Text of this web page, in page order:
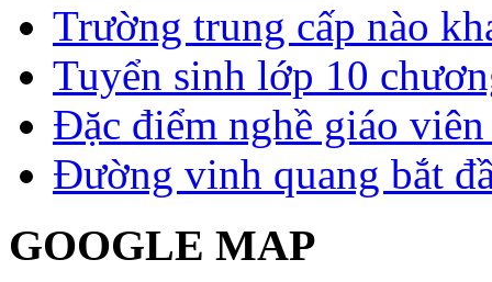
Trường trung cấp nào
Tuyển sinh lớp 10
Đặc điểm nghề giáo
Đường vinh quang bắt
GOOGLE MAP